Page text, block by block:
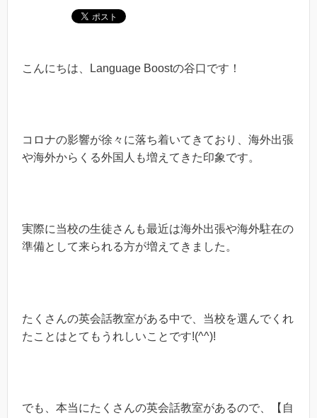
こんにちは、Language Boostの谷口です！
コロナの影響が徐々に落ち着いてきており、海外出張
や海外からくる外国人も増えてきた印象です。
実際に当校の生徒さんも最近は海外出張や海外駐在の
準備として来られる方が増えてきました。
たくさんの英会話教室がある中で、当校を選んでくれ
たことはとてもうれしいことです!(^^)!
でも、本当にたくさんの英会話教室があるので、【自